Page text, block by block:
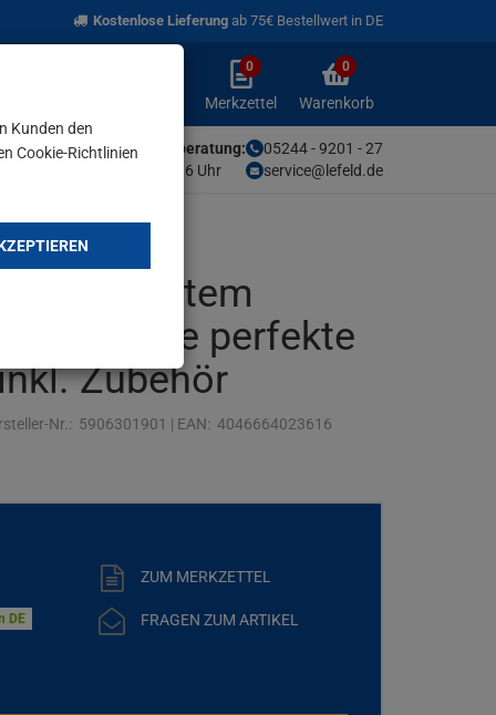
Kostenlose Lieferung ab 75€ Bestellwert in DE
Merkzettel
aufklappen
0
Merkzettel
Warenkorb
0
Warenkorb
05244 - 9201 - 27
service@lefeld.de
Unsere Fachberatung:
Mo-Fr von 9-16 Uhr
System
HD2P die perfekte
Zubehör
Nr.: 5906301901 | EAN: 4046664023616
DE
ZUM MERKZETTEL
FRAGEN ZUM ARTIKEL
Kunden den
Cookie-Richtlinien